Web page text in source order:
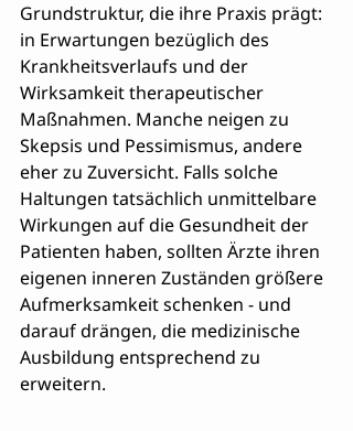
Grundstruktur, die ihre Praxis prägt:
in Erwartungen bezüglich des
Krankheitsverlaufs und der
Wirksamkeit therapeutischer
Maßnahmen. Manche neigen zu
Skepsis und Pessimismus, andere
eher zu Zuversicht. Falls solche
Haltungen tatsächlich unmittelbare
Wirkungen auf die Gesundheit der
Patienten haben, sollten Ärzte ihren
eigenen inneren Zuständen größere
Aufmerksamkeit schenken - und
darauf drängen, die medizinische
Ausbildung entsprechend zu
erweitern.